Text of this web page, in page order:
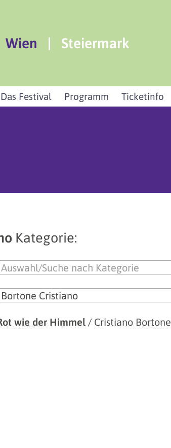
Wien | Steiermark
Das Festival Programm Ticketinfo
Kategorie:
Auswahl/Suche nach Kategorie
Bortone Cristiano
wie der Himmel / Cristiano Bortone